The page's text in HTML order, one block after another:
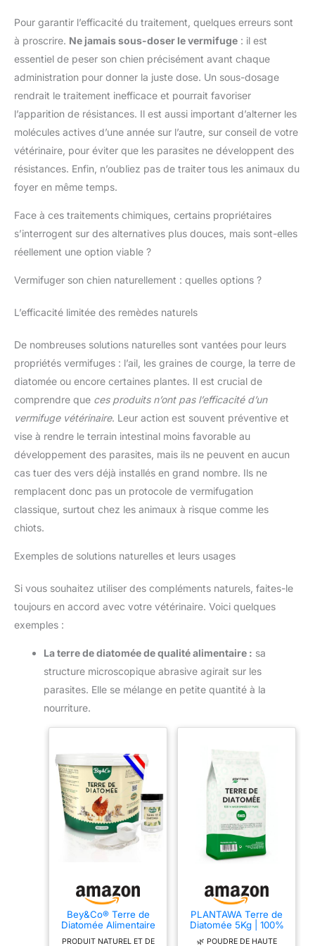
les médicaments à votre chat plus rapidement et en toute
contrôlée de médicaments à des chats, chiens, lapins et autres
animaux. Il est également adapté pour les jeunes animaux qui
ne se nourrissent pas encore seuls. Assistance garantie: Notre
distributeur de pilules est idéal pour l'administration de pilules
et de gélules à des chats et autres animaux. Si vous avez des
questions concernant ce produit, nous sommes là pour vous
Pour garantir l’efficacité du traitement, quelques erreurs sont
à proscrire. Ne jamais sous-doser le vermifuge : il est
essentiel de peser son chien précisément avant chaque
administration pour donner la juste dose. Un sous-dosage
rendrait le traitement inefficace et pourrait favoriser
l’apparition de résistances. Il est aussi important d’alterner les
molécules actives d’une année sur l’autre, sur conseil de votre
vétérinaire, pour éviter que les parasites ne développent des
résistances. Enfin, n’oubliez pas de traiter tous les animaux du
foyer en même temps.
Face à ces traitements chimiques, certains propriétaires
s’interrogent sur des alternatives plus douces, mais sont-elles
réellement une option viable ?
Vermifuger son chien naturellement : quelles options ?
L’efficacité limitée des remèdes naturels
De nombreuses solutions naturelles sont vantées pour leurs
propriétés vermifuges : l’ail, les graines de courge, la terre de
diatomée ou encore certaines plantes. Il est crucial de
comprendre que ces produits n’ont pas l’efficacité d’un
vermifuge vétérinaire. Leur action est souvent préventive et
vise à rendre le terrain intestinal moins favorable au
développement des parasites, mais ils ne peuvent en aucun
cas tuer des vers déjà installés en grand nombre. Ils ne
remplacent donc pas un protocole de vermifugation
classique, surtout chez les animaux à risque comme les
chiots.
Exemples de solutions naturelles et leurs usages
Si vous souhaitez utiliser des compléments naturels, faites-le
toujours en accord avec votre vétérinaire. Voici quelques
exemples :
La terre de diatomée de qualité alimentaire : sa
structure microscopique abrasive agirait sur les
parasites. Elle se mélange en petite quantité à la
nourriture.
Bey&Co® Terre de
Diatomée Alimentaire
PRODUIT NATUREL ET DE
PLANTAWA Terre de
Diatomée 5Kg | 100%
🌿 POUDRE DE HAUTE